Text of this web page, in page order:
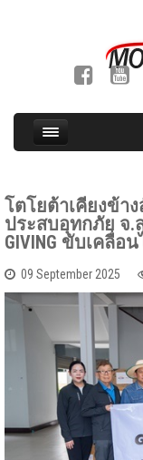
โตโยต้าเคียงข้า
ประสบอุทกภัย จ.
GIVING ขับเคลื่อ
09 September 2025